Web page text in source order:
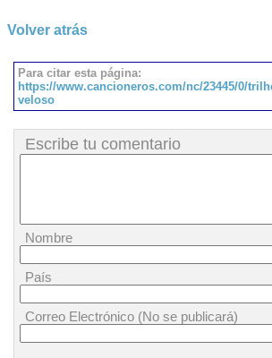
Volver atrás
Para citar esta página:
https://www.cancioneros.com/nc/23445/0/
veloso
Escribe tu comentario
Nombre
País
Correo Electrónico (No se publicará)